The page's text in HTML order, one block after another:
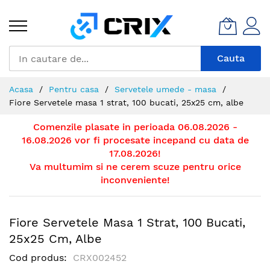
Continut
Cauta
Acasa Pentru casa
Servetele umede - masa
Fiore Servetele masa 1 strat, 100 bucati, 25x25 cm, albe
Comenzile plasate in perioada 06.08.2026 -
16.08.2026 vor fi procesate incepand cu data de
17.08.2026!
Va multumim si ne cerem scuze pentru orice
inconveniente!
Fiore Servetele Masa 1 Strat, 100 Bucati,
25x25 Cm, Albe
Cod produs CRX002452